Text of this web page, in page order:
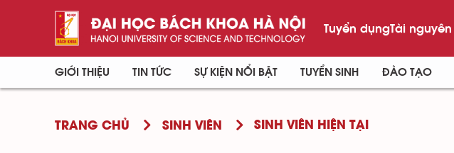
Tuyển dụngTài nguyên
GIỚI THIỆU TIN TỨC SỰ KIỆN NỔI BẬT TUYỂN SINH ĐÀO TẠO
TRANG CHỦ SINH VIÊN SINH VIÊN HIỆN TẠI